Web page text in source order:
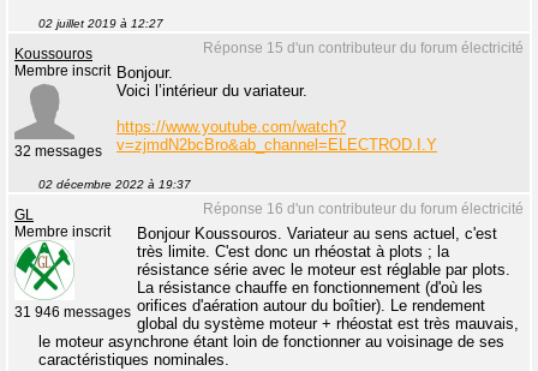
02 juillet 2019 à 12:27
Réponse 15 d'un contributeur du forum électricité
Koussouros
Membre inscrit
32 messages
Bonjour.
Voici l’intérieur du variateur.
https://www.youtube.com/watch?
v=zjmdN2bcBro&ab_channel=ELECTROD.I.Y
02 décembre 2022 à 19:37
Réponse 16 d'un contributeur du forum électricité
GL
Membre inscrit
31 946 messages
Bonjour Koussouros. Variateur au sens actuel, c'est
très limite. C'est donc un rhéostat à plots ; la
résistance série avec le moteur est réglable par plots.
La résistance chauffe en fonctionnement (d'où les
orifices d'aération autour du boîtier). Le rendement
global du système moteur + rhéostat est très mauvais,
le moteur asynchrone étant loin de fonctionner au voisinage de ses
caractéristiques nominales.